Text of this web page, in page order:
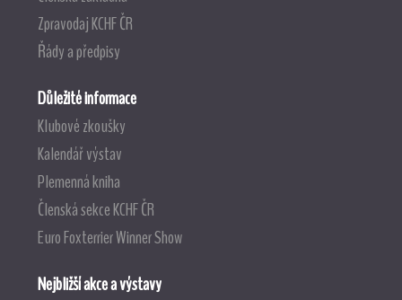
Zpravodaj KCHF ČR
Řády a předpisy
Důležité informace
Klubové zkoušky
Kalendář výstav
Plemenná kniha
Členská sekce KCHF ČR
Euro Foxterrier Winner Show
Nejbližší akce a výstavy